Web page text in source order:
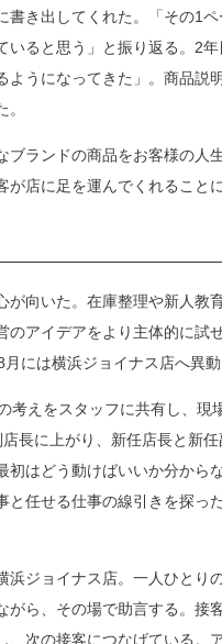
書き出してくれた。「その1
いると思う」と振り返る。2
ようになってきた」。商品説
ランドの商品をお客様の人
店に足を運んでくれること
向いた。在庫整理や新人教
のアイデアをより主体的に試
には横浜ジョイナス店へ異動
えをスタッフに共有し、現
長に上がり、新任店長と新
初はどう動けばいいか分か
と任せる仕事の線引きを探っ
ジョイナス店。一人ひとり
ら、その場で助言する。接
、次の接客につなげている。